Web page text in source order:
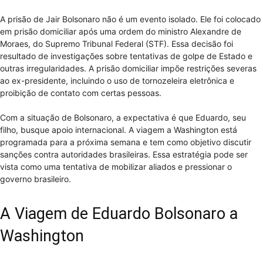
A prisão de Jair Bolsonaro não é um evento isolado. Ele foi colocado
em prisão domiciliar após uma ordem do ministro Alexandre de
Moraes, do Supremo Tribunal Federal (STF). Essa decisão foi
resultado de investigações sobre tentativas de golpe de Estado e
outras irregularidades. A prisão domiciliar impõe restrições severas
ao ex-presidente, incluindo o uso de tornozeleira eletrônica e
proibição de contato com certas pessoas.
Com a situação de Bolsonaro, a expectativa é que Eduardo, seu
filho, busque apoio internacional. A viagem a Washington está
programada para a próxima semana e tem como objetivo discutir
sanções contra autoridades brasileiras. Essa estratégia pode ser
vista como uma tentativa de mobilizar aliados e pressionar o
governo brasileiro.
A Viagem de Eduardo Bolsonaro a
Washington